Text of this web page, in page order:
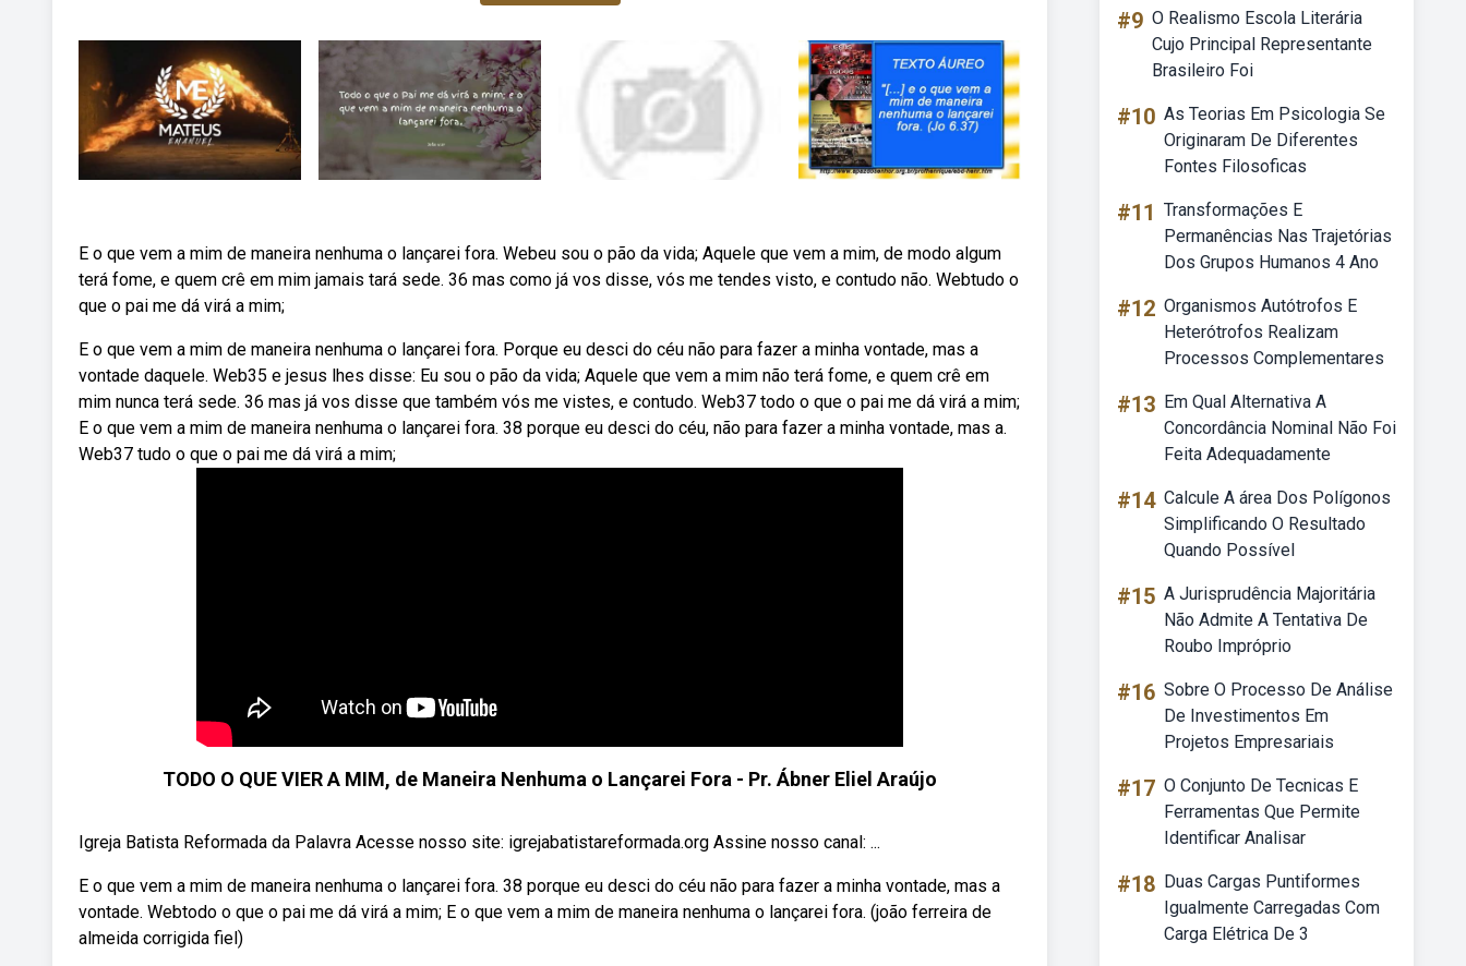
E o que vem a mim de maneira nenhuma o lançarei fora. Webeu sou o pão da vida; Aquele que vem a mim, de modo algum
terá fome, e quem crê em mim jamais tará sede. 36 mas como já vos disse, vós me tendes visto, e contudo não. Webtudo o
que o pai me dá virá a mim;
E o que vem a mim de maneira nenhuma o lançarei fora. Porque eu desci do céu não para fazer a minha vontade, mas a
vontade daquele. Web35 e jesus lhes disse: Eu sou o pão da vida; Aquele que vem a mim não terá fome, e quem crê em
mim nunca terá sede. 36 mas já vos disse que também vós me vistes, e contudo. Web37 todo o que o pai me dá virá a mim;
E o que vem a mim de maneira nenhuma o lançarei fora. 38 porque eu desci do céu, não para fazer a minha vontade, mas a.
Web37 tudo o que o pai me dá virá a mim;
TODO O QUE VIER A MIM, de Maneira Nenhuma o Lançarei Fora - Pr. Ábner Eliel Araújo
Igreja Batista Reformada da Palavra Acesse nosso site: igrejabatistareformada.org Assine nosso canal: ...
E o que vem a mim de maneira nenhuma o lançarei fora. 38 porque eu desci do céu não para fazer a minha vontade, mas a
vontade. Webtodo o que o pai me dá virá a mim; E o que vem a mim de maneira nenhuma o lançarei fora. (joão ferreira de
almeida corrigida fiel)
#9 O Realismo Escola Literária
Cujo Principal Representante
Brasileiro Foi
#10 As Teorias Em Psicologia Se
Originaram De Diferentes
Fontes Filosoficas
#11 Transformações E
Permanências Nas Trajetórias
Dos Grupos Humanos 4 Ano
#12 Organismos Autótrofos E
Heterótrofos Realizam
Processos Complementares
#13 Em Qual Alternativa A
Concordância Nominal Não Foi
Feita Adequadamente
#14 Calcule A área Dos Polígonos
Simplificando O Resultado
Quando Possível
#15 A Jurisprudência Majoritária
Não Admite A Tentativa De
Roubo Impróprio
#16 Sobre O Processo De Análise
De Investimentos Em
Projetos Empresariais
#17 O Conjunto De Tecnicas E
Ferramentas Que Permite
Identificar Analisar
#18 Duas Cargas Puntiformes
Igualmente Carregadas Com
Carga Elétrica De 3